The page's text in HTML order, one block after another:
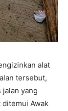
alat
tersebut,
jalan yang
ditemui Awak